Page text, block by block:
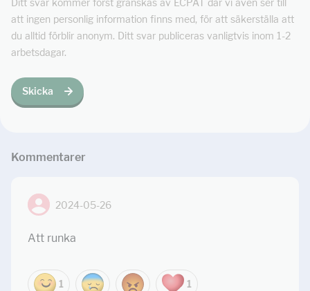
Ditt svar kommer först granskas av ECPAT där vi även ser till
att ingen personlig information finns med, för att säkerställa att
du alltid förblir anonym. Ditt svar publiceras vanligtvis inom 1-2
arbetsdagar.
Skicka
Kommentarer
2024-05-26
Att runka
1 1